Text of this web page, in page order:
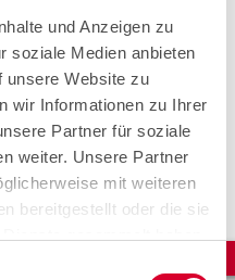
und Anzeigen zu
soziale Medien anbieten
unsere Website zu
wir Informationen zu Ihrer
Partner für soziale
weiter. Unsere Partner
mit weiteren
bereitgestellt oder die sie
lieti di poter
i nostri partner
e di ottimizzare
di riscaldamento
Engineer, viboo AG.